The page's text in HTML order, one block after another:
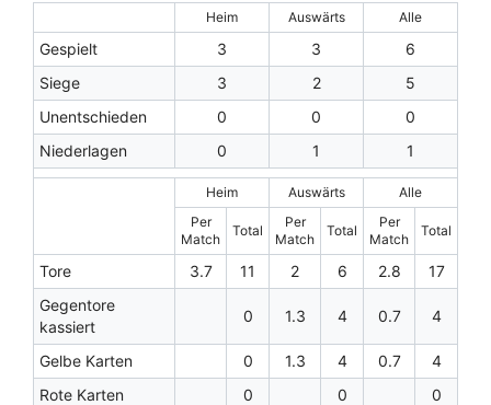
Heim Auswärts Alle
Gespielt 3 3
6
Siege
3 2
5
Unentschieden
0 0
0
Niederlagen
0 1 1
Heim Auswärts
Alle
Per
Match
Total
Per
Match
Total
Per
Match
Total
Tore 3.7 11 2 6 2.8
17
Gegentore
kassiert
0 1.3 4 0.7 4
Gelbe Karten 0 1.3 4 0.7
4
Rote Karten
0 0
0